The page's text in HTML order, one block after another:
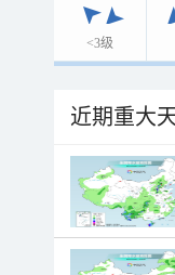
<3级
近期重大